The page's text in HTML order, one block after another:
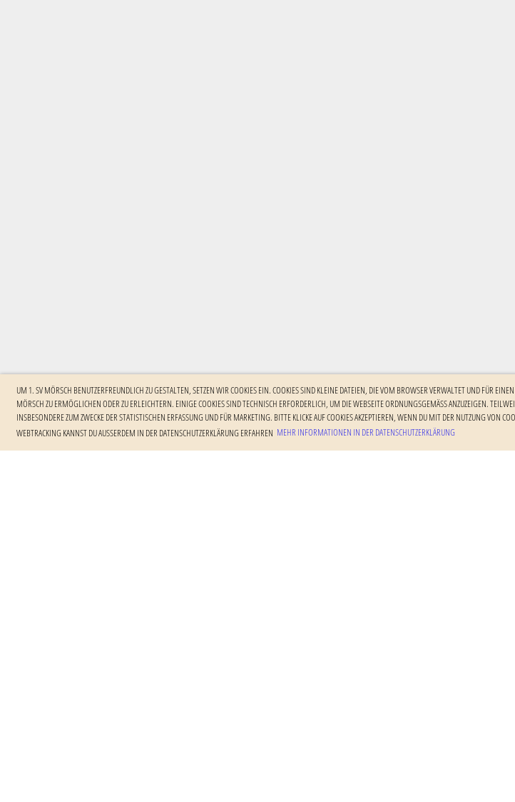
UM 1. SV MÖRSCH BENUTZERFREUNDLICH ZU GESTALTEN, SETZEN WIR COOKIES EIN. COOKIES SIND KLEINE DATEIEN, DIE VOM BROWSER VERWALTET UND FÜR
MÖRSCH ZU ERMÖGLICHEN ODER ZU ERLEICHTERN. EINIGE COOKIES SIND TECHNISCH ERFORDERLICH, UM DIE WEBSEITE ORDNUNGSGEMÄSS ANZUZEIGEN.
NSBESONDERE ZUM ZWECKE DER STATISTISCHEN ERFASSUNG UND FÜR MARKETING. BITTE KLICKE AUF COOKIES AKZEPTIEREN, WENN DU MIT DER NUTZUNG VON
EBTRACKING KANNST DU AUSSERDEM IN DER DATENSCHUTZERKLÄRUNG ERFAHREN
MEHR INFORMATIONEN IN DER DATENSCHUTZERKLÄRUNG